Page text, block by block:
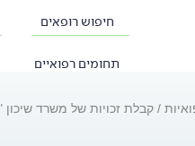
חיפוש רופאים
תחומים רפואיים
קבלת זכויות של משרד שיכון